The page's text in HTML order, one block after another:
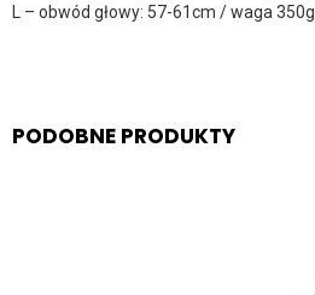
L – obwód głowy: 57-61cm / waga 350g
PODOBNE PRODUKTY